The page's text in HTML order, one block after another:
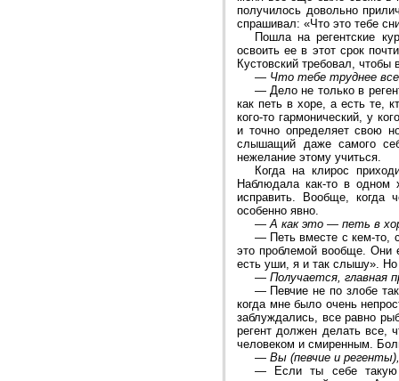
получилось довольно
спрашивал: «Что это тебе
Пошла на регентские
освоить ее в этот срок
Кустовский требовал,
— Что тебе труднее
— Дело не только в
как петь в хоре, а есть те,
кого-то гармонический, у
и точно определяет свою
слышащий даже самого
нежелание этому учиться.
Когда на клирос
Наблюдала как-то в одном
исправить. Вообще, когда
особенно явно.
—А как это — петь в
— Петь вместе с кем-то,
это проблемой вообще.
есть уши, я и так слышу».
— Получается, главная
— Певчие не по злобе
когда мне было очень
заблуждались, все равно
регент должен делать все,
человеком и смиренным.
— Вы (певчие и
—
Если ты себе